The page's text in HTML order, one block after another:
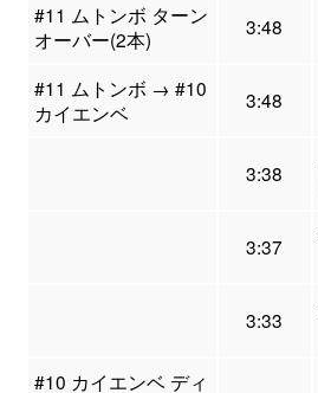
#11 ムトンボ ターン
オーバー(2本)
3:48
#11 ムトンボ → #10
カイエンベ
3:48
3:38
3:37
3:33
#10 カイエンベ ディ